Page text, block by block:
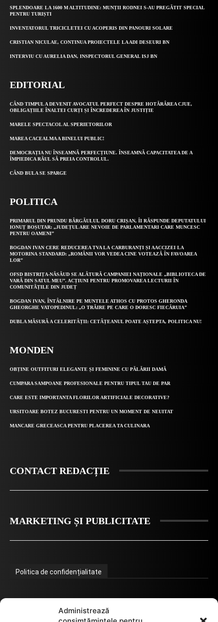
Administrează
SPLENDOARE LA 1600 M ALTITUDINE: MUNȚII RODNEI S-AU PREGĂTIT SPECIAL
PENTRU TURIȘTI
INVENTATORUL TRICICLETEI CU ACOPERIS DIN PANOURI SOLARE
CRISTIAN NICULAE, CONTINUA PROIECTELE LA ADI DESEURI BN
INTERVIU CU AURELIA DAN, INSPECTORUL GENERAL ISJ BN
EDITORIAL
CÂND TIMPUL A DEVENIT AVOCATUL PERFECT DESPRE HOTĂRÂREA CJUE,
OBLIGAȚIILE ÎNALTEI CURȚI ȘI ÎNCREDEREA ÎN JUSTIȚIE
MARELE SPECTACOL AL SPERIETORILOR
MAREA CACEALMA A BINELUI PUBLIC!
DEMOCRAȚIA NU ÎNSEAMNĂ PERFECȚIUNE. ÎNSEAMNĂ CAPACITATEA DE A
ÎMPIEDICA RĂUL SĂ PREIA CONTROLUL.
CÂND BULA SE SPARGE
POLITICA
PRIMARUL DIN PRUNDU BÂRGĂULUI, DORU CRIȘAN, ÎI RĂSPUNDE DEPUTATULUI
IONUȚ BOȘUTAR: „JUDEȚUL ARE NEVOIE DE PARLAMENTARI CARE MUNCESC
PENTRU OAMENI”
BOGDAN IVAN CERE REDUCEREA TVA LA CARBURANȚI ȘI AACCIZEI LA
MOTORINA STANDARD: „ROMÂNII VOR VEDEA CINE VOTEAZĂ ÎN FAVOAREA
LOR”
OFSD BISTRIȚA-NĂSĂUD SE ALĂTURĂ CAMPANIEI NAȚIONALE „BIBLIOTECA DE
VARĂ DIN SATUL MEU”. ACȚIUNI PENTRU PROMOVAREA LECTURII ÎN
COMUNITĂȚILE DIN JUDEȚ
BOGDAN IVAN, ÎNTÂLNIRE PE MUNTELE ATHOS CU PROTOS GHERONDA
GHEORGHE VATOPEDINUL: „O TRĂIRE PE CARE O DORESC FIECĂRUIA”
DUBLA MĂSURĂ A CELERITĂȚII: CETĂȚEANUL POATE AȘTEPTA, POLITICA NU!
MONDEN
OBȚINE OUTFITURI ELEGANTE ȘI FEMININE CU PĂLĂRII DAMĂ
CUMPARA SAMPOANE PROFESIONALE PENTRU TIPUL TAU DE PAR
CARE ESTE IMPORTANTA FLORILOR ARTIFICIALE DECORATIVE?
URSITOARE BOTEZ BUCURESTI PENTRU UN MOMENT DE NEUITAT
MANCARE GRECEASCA PENTRU PLACEREA TA CULINARA
CONTACT REDACȚIE
MARKETING ȘI PUBLICITATE
Politica de confidențialitate
Termeni de utilizare